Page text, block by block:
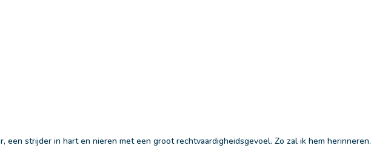
een strijder in hart en nieren met een groot rechtvaardigheidsgevoel. Zo zal ik hem herinneren.